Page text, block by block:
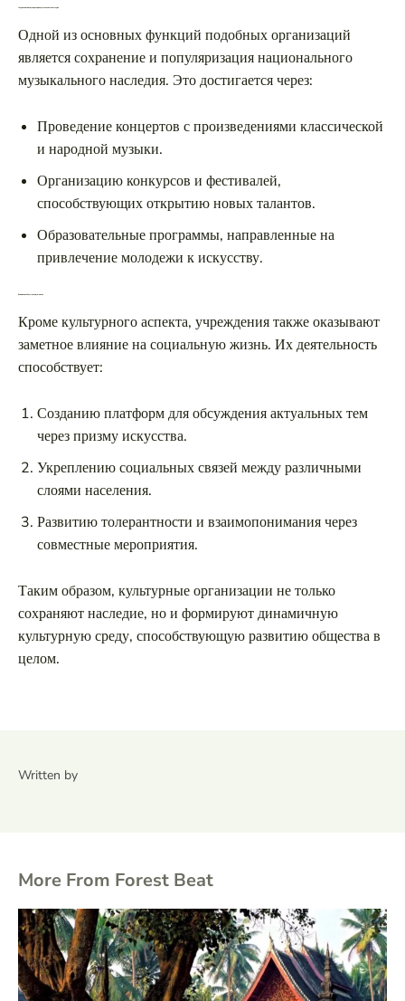
Сохранение и популяризация музыкального наследия
Одной из основных функций подобных организаций
является сохранение и популяризация национального
музыкального наследия. Это достигается через:
Проведение концертов с произведениями классической
и народной музыки.
Организацию конкурсов и фестивалей,
способствующих открытию новых талантов.
Образовательные программы, направленные на
привлечение молодежи к искусству.
Влияние на общественную жизнь
Кроме культурного аспекта, учреждения также оказывают
заметное влияние на социальную жизнь. Их деятельность
способствует:
Созданию платформ для обсуждения актуальных тем
через призму искусства.
Укреплению социальных связей между различными
слоями населения.
Развитию толерантности и взаимопонимания через
совместные мероприятия.
Таким образом, культурные организации не только
сохраняют наследие, но и формируют динамичную
культурную среду, способствующую развитию общества в
целом.
Written by
More From Forest Beat